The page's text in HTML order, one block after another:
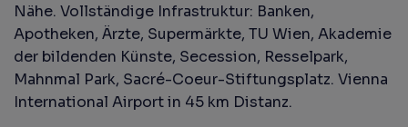
Nähe. Vollständige Infrastruktur: Banken,
Apotheken, Ärzte, Supermärkte, TU Wien, Akademie
der bildenden Künste, Secession, Resselpark,
Mahnmal Park, Sacré-Coeur-Stiftungsplatz. Vienna
International Airport in 45 km Distanz.